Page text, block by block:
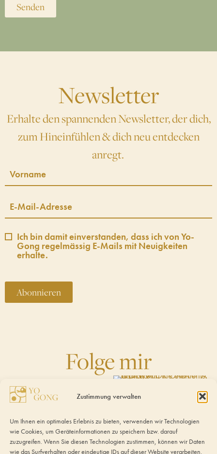
Zustimmung verwalten
Um Ihnen ein optimales Erlebnis zu bieten, verwenden wir Technologien
wie Cookies, um Geräteinformationen zu speichern bzw. darauf
zuzugreifen. Wenn Sie diesen Technologien zustimmen, können wir Daten
wie das Surfverhalten oder eindeutige IDs auf dieser Website verarbeiten.
Senden
Newsletter
Erhalte den spannenden Newsletter, der dich,
zum Hineinfühlen & dich neu entdecken
anregt.
Ich bin damit einverstanden, dass ich von Yo-
Gong regelmässig E-Mails mit Neuigkeiten
erhalte.
Abonnieren
Folge mir